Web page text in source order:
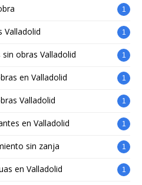
1
Valladolid 1
obras Valladolid 1
en Valladolid 1
Valladolid 1
en Valladolid 1
sin zanja 1
en Valladolid 1